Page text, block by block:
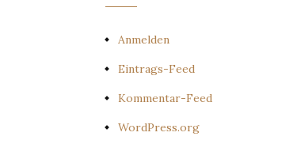
Anmelden
Eintrags-Feed
Kommentar-Feed
WordPress.org